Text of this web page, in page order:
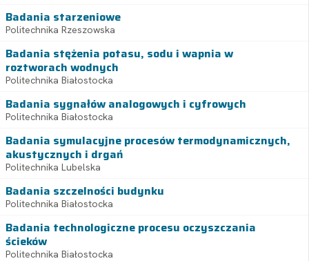
Badania starzeniowe
Politechnika Rzeszowska
Badania stężenia potasu, sodu i wapnia w
roztworach wodnych
Politechnika Białostocka
Badania sygnałów analogowych i cyfrowych
Politechnika Białostocka
Badania symulacyjne procesów termodynamicznych,
akustycznych i drgań
Politechnika Lubelska
Badania szczelności budynku
Politechnika Białostocka
Badania technologiczne procesu oczyszczania
ścieków
Politechnika Białostocka